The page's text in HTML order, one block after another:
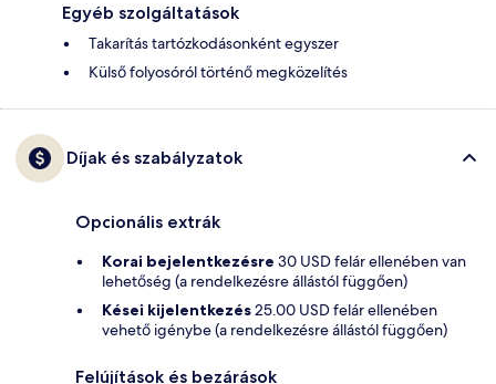
Egyéb szolgáltatások
Takarítás tartózkodásonként egyszer
Külső folyosóról történő megközelítés
Díjak és szabályzatok
Opcionális extrák
Korai bejelentkezésre 30 USD felár ellenében van
lehetőség (a rendelkezésre állástól függően)
Kései kijelentkezés25.00 USD felár ellenében
vehető igénybe (a rendelkezésre állástól függően)
Felújítások és bezárások